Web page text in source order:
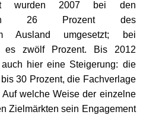
wurden 2007 bei den
26 Prozent des
Ausland umgesetzt; bei
es zwölf Prozent. Bis 2012
hier eine Steigerung: die
30 Prozent, die Fachverlage
welche Weise der einzelne
Zielmärkten sein Engagement